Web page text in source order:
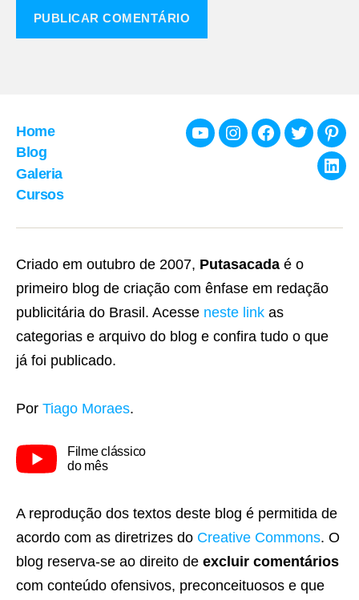
Home
Blog
Galeria
Cursos
YoutubeInstagramFacebook
Twitter
Criado em outubro de 2007, Putasacada é o
primeiro blog de criação com ênfase em redação
publicitária do Brasil. Acesse neste link as
categorias e arquivo do blog e confira tudo o que
já foi publicado.
Por Tiago Moraes.
Filme clássico
do mês
A reprodução dos textos deste blog é permitida de
acordo com as diretrizes do Creative Commons. O
blog reserva-se ao direito de excluir comentários
com conteúdo ofensivos, preconceituosos e que